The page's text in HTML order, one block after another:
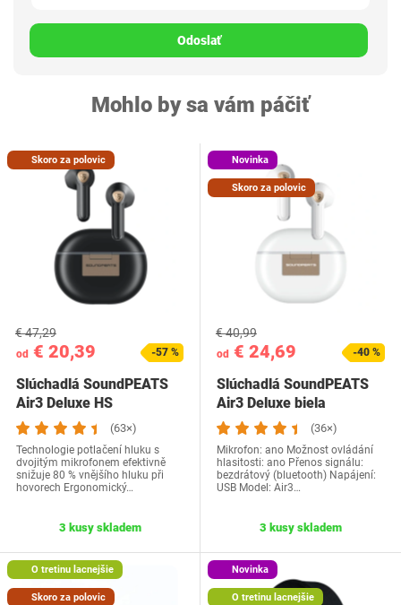
Odoslať
Mohlo by sa vám páčiť
Skoro za polovic
od € 20,39
€ 47,29
-57 %
Slúchadlá SoundPEATS
Air3 Deluxe HS
(63×)
Technologie potlačení hluku s
dvojitým mikrofonem efektivně
snižuje 80 % vnějšího hluku při
hovorech Ergonomický…
3 kusy skladem
Novinka
Skoro za polovic
od € 24,69
€ 40,99
-40 %
Slúchadlá SoundPEATS
Air3 Deluxe biela
(36×)
Mikrofon: ano Možnost ovládání
hlasitosti: ano Přenos signálu:
bezdrátový (bluetooth) Napájení:
USB Model: Air3…
3 kusy skladem
O tretinu lacnejšie
Skoro za polovic
Novinka
O tretinu lacnejšie